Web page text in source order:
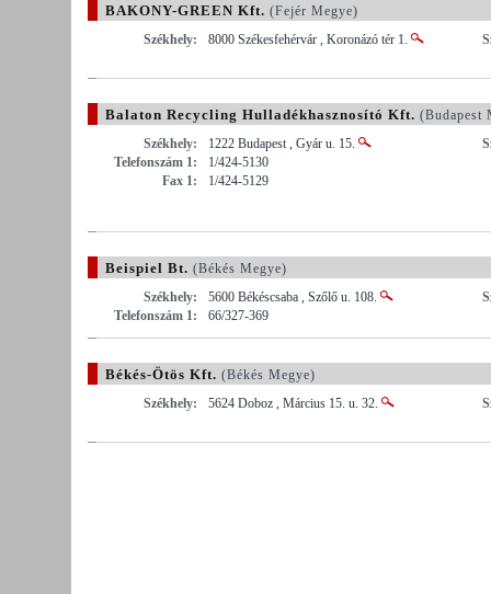
BAKONY-GREEN Kft. (Fejér Megye)
Székhely:
8000 Székesfehérvár , Koronázó tér 1.
Balaton Recycling Hulladékhasznosító Kft. (Budapest
Székhely:
1222 Budapest , Gyár u. 15.
Telefonszám 1:
1/424-5130
Fax 1:
1/424-5129
Beispiel Bt. (Békés Megye)
Székhely:
5600 Békéscsaba , Szőlő u. 108.
Telefonszám 1:
66/327-369
Békés-Ötös Kft. (Békés Megye)
Székhely:
5624 Doboz , Március 15. u. 32.